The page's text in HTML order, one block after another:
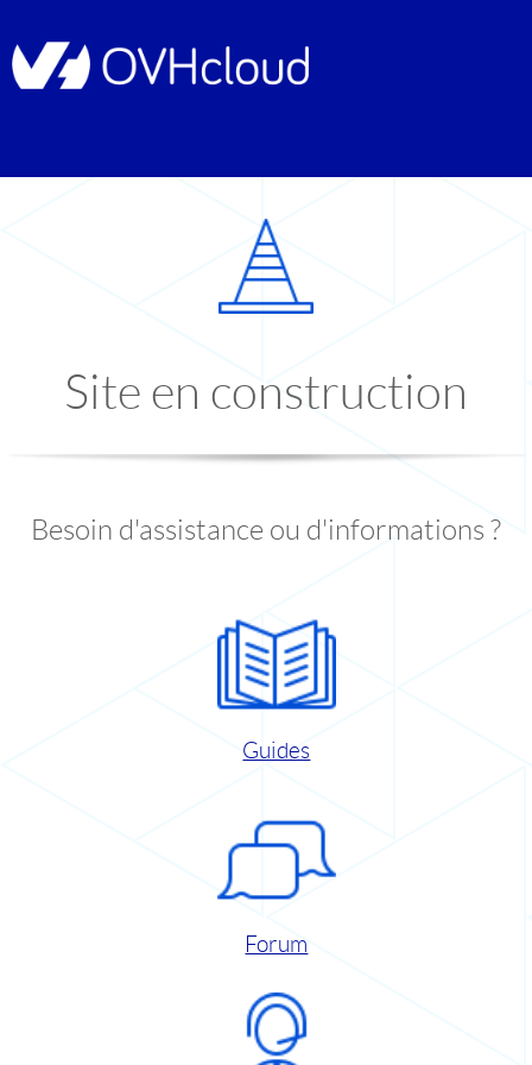
Site en construction
Besoin d'assistance ou d'informations ?
Guides
Forum